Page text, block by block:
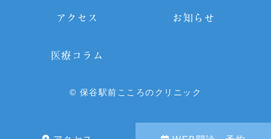
アクセス お知らせ
医療コラム
© 保谷駅前こころのクリニック